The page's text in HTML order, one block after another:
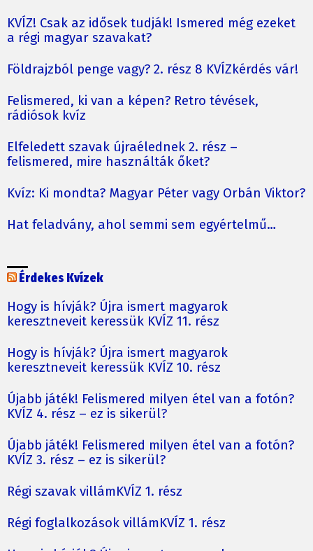
KVÍZ! Csak az idősek tudják! Ismered még ezeket
a régi magyar szavakat?
Földrajzból penge vagy? 2. rész 8 KVÍZkérdés vár!
Felismered, ki van a képen? Retro tévések,
rádiósok kvíz
Elfeledett szavak újraélednek 2. rész –
felismered, mire használták őket?
Kvíz: Ki mondta? Magyar Péter vagy Orbán Viktor?
Hat feladvány, ahol semmi sem egyértelmű…
Érdekes Kvízek
Hogy is hívják? Újra ismert magyarok
keresztneveit keressük KVÍZ 11. rész
Hogy is hívják? Újra ismert magyarok
keresztneveit keressük KVÍZ 10. rész
Újabb játék! Felismered milyen étel van a fotón?
KVÍZ 4. rész – ez is sikerül?
Újabb játék! Felismered milyen étel van a fotón?
KVÍZ 3. rész – ez is sikerül?
Régi szavak villámKVÍZ 1. rész
Régi foglalkozások villámKVÍZ 1. rész